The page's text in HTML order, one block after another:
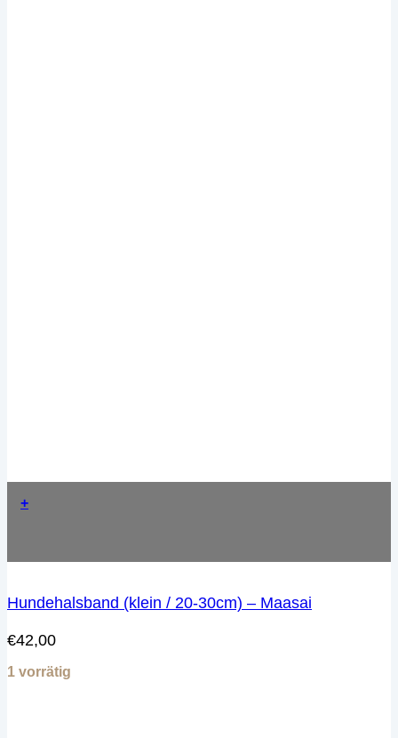
+
Hundehalsband (klein / 20-30cm) – Maasai
€42,00
1 vorrätig